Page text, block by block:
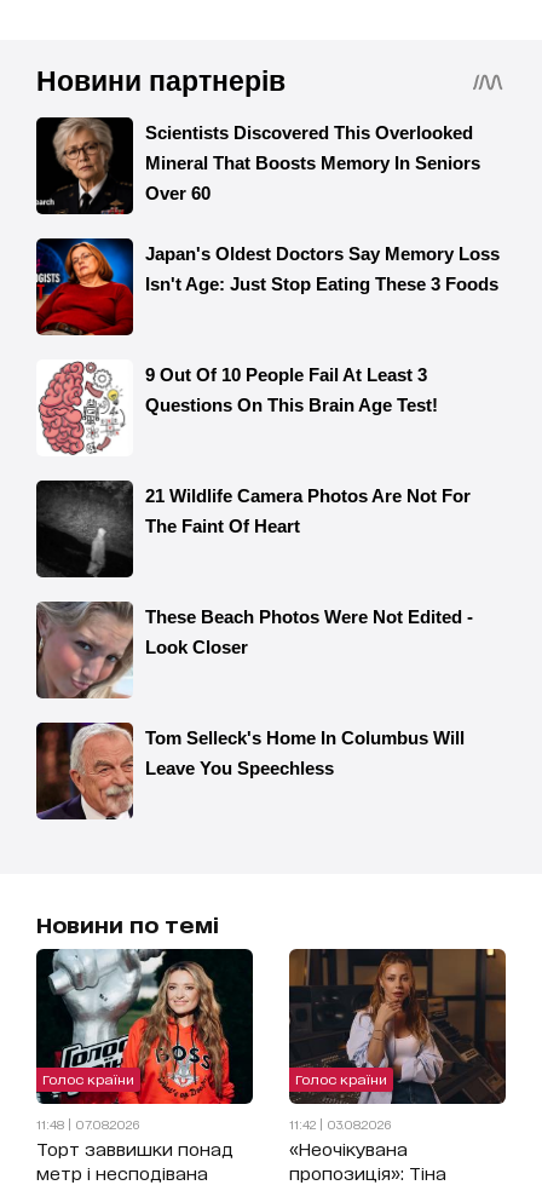
Новини по темі
Голос країни
11:48 | 07.08.2026
Торт заввишки понад
метр і несподівана
Голос країни
11:42 | 03.08.2026
«Неочікувана
пропозиція»: Тіна